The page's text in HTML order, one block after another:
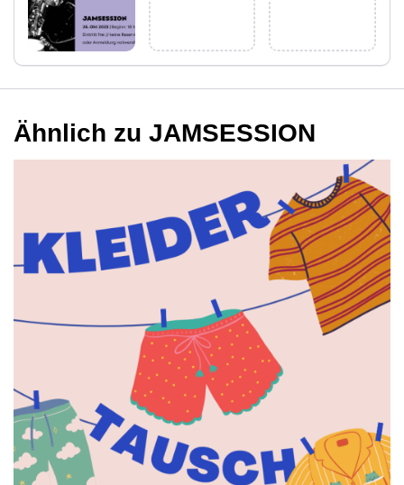
Ähnlich zu JAMSESSION